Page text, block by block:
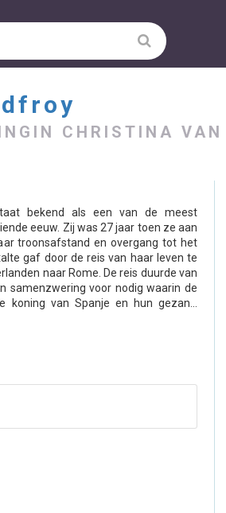
CHRISTINA
bekend als een van de meest
eeuw. Zij was 27 jaar toen ze aan
troonsafstand en overgang tot het
gaf door de reis van haar leven te
naar Rome. De reis duurde van
samenzwering voor nodig waarin de
koning van Spanje en hun gezan...